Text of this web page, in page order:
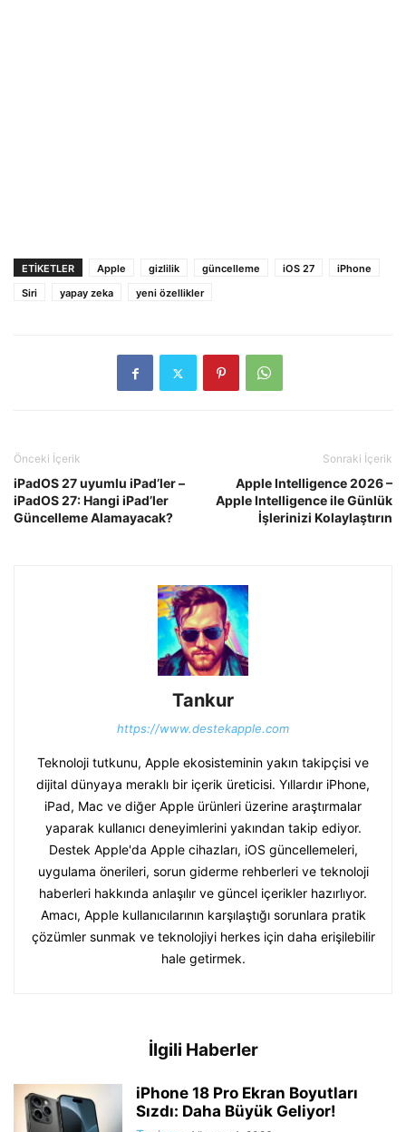
ETIKETLER Apple gizlilik güncelleme iOS 27
iPhone
Siri
yapay zeka yeni özellikler
Önceki İçerik
iPadOS 27 uyumlu iPad’ler –
iPadOS 27: Hangi iPad’ler
Güncelleme Alamayacak?
Sonraki İçerik
Apple Intelligence 2026 –
Apple Intelligence ile Günlük
İşlerinizi Kolaylaştırın
Tankur
https://www.destekapple.com
Teknoloji tutkunu, Apple ekosisteminin yakın takipçisi ve
dijital dünyaya meraklı bir içerik üreticisi. Yıllardır iPhone,
iPad, Mac ve diğer Apple ürünleri üzerine araştırmalar
yaparak kullanıcı deneyimlerini yakından takip ediyor.
Destek Apple'da Apple cihazları, iOS güncellemeleri,
uygulama önerileri, sorun giderme rehberleri ve teknoloji
haberleri hakkında anlaşılır ve güncel içerikler hazırlıyor.
Amacı, Apple kullanıcılarının karşılaştığı sorunlara pratik
çözümler sunmak ve teknolojiyi herkes için daha erişilebilir
hale getirmek.
İlgili Haberler
iPhone 18 Pro Ekran Boyutları
Sızdı: Daha Büyük Geliyor!